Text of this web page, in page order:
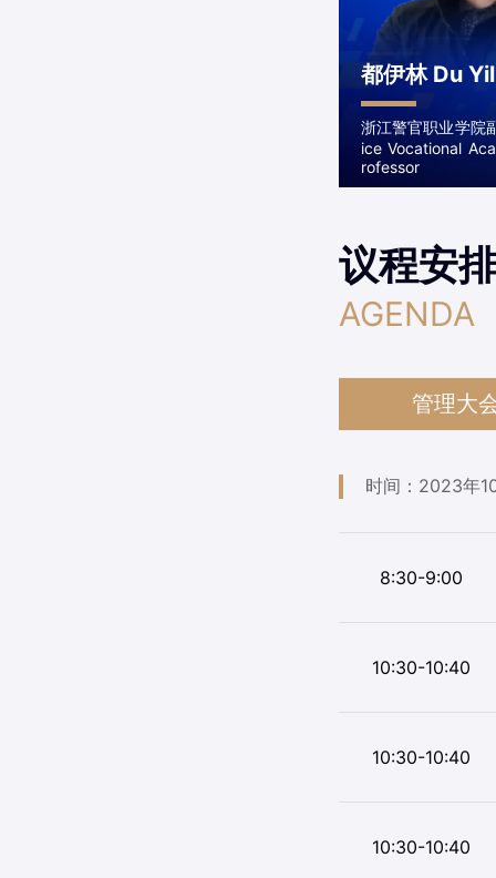
都伊林 Du
浙江警官职业学院
ice Vocational
rofessor
议程安
AGENDA
管理大
时间：2023年
8:30-9:00
10:30-10:40
10:30-10:40
10:30-10:40